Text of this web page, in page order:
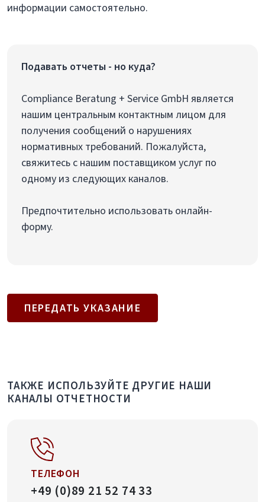
информации самостоятельно.
Подавать отчеты - но куда?
Compliance Beratung + Service GmbH является
нашим центральным контактным лицом для
получения сообщений о нарушениях
нормативных требований. Пожалуйста,
свяжитесь с нашим поставщиком услуг по
одному из следующих каналов.
Предпочтительно использовать онлайн-
форму.
ПЕРЕДАТЬ УКАЗАНИЕ
ТАКЖЕ ИСПОЛЬЗУЙТЕ ДРУГИЕ НАШИ
КАНАЛЫ ОТЧЕТНОСТИ
ТЕЛЕФОН
+49 (0)89 21 52 74 33